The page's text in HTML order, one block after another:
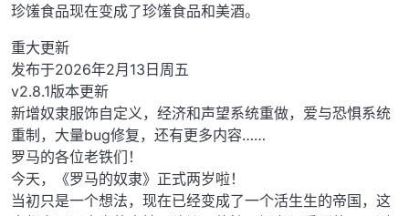
珍馐食品现在变成了珍馐食品和美酒。
重大更新
发布于2026年2月13日周五
v2.8.1版本更新
新增奴隶服饰自定义，经济和声望系统重做，爱与恐惧系统
重制，大量bug修复，还有更多内容……
罗马的各位老铁们！
今天，《罗马的奴隶》正式两岁啦！
当初只是一个想法，现在已经变成了一个活生生的帝国，这